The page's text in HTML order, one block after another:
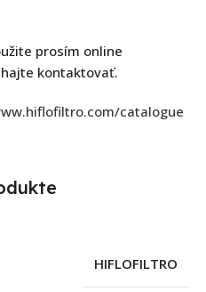
prosím online
kontaktovať.
catalogue
HIFLOFILTRO